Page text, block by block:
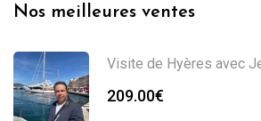
Nos meilleures ventes
Visite de Hyères avec
209.00€